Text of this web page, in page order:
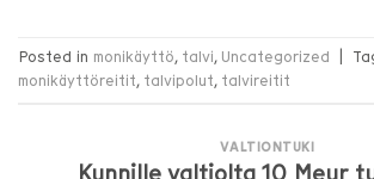
Posted in monikäyttö, talvi, Uncategorized
monikäyttöreitit, talvipolut, talvireitit
VALTIONTUKI